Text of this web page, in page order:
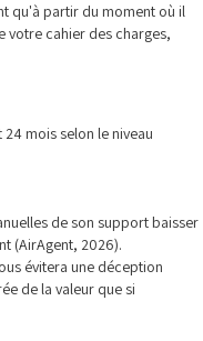
qu'à partir du moment où il
votre cahier des charges,
mois selon le niveau
de son support baisser
(AirAgent, 2026).
évitera une déception
de la valeur que si